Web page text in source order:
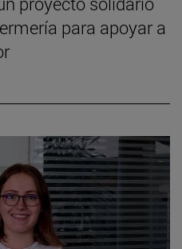
para apoyar a